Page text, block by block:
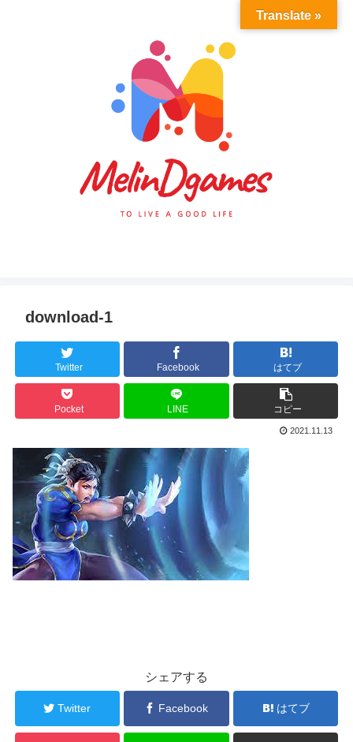
download-1
Twitter Facebook はてブ
Pocket LINE コピー
2021.11.13
シェアする
Twitter Facebook はてブ
Translate »